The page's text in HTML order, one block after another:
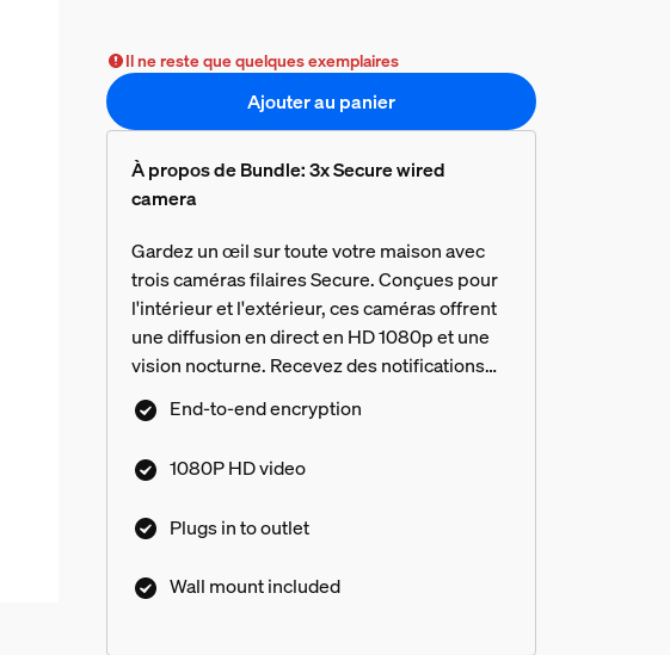
Il ne reste que quelques exemplaires
Ajouter au panier
À propos de Bundle: 3x Secure wired
camera
Gardez un œil sur toute votre maison avec
trois caméras filaires Secure. Conçues pour
l'intérieur et l'extérieur, ces caméras offrent
une diffusion en direct en HD 1080p et une
vision nocturne. Recevez des notifications
dès que des mouvements sont détectés et
bien plus encore.
End-to-end encryption
1080P HD video
Plugs in to outlet
Wall mount included